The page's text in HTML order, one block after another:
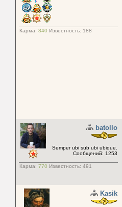
Карма: 840 Известность: 188
batollo
Semper ubi sub ubi ubique.
Сообщений: 1253
Карма: 770 Известность: 491
Kasik